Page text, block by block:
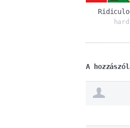
A